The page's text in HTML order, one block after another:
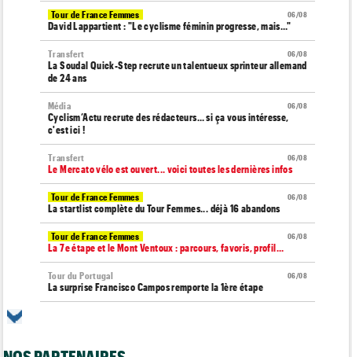
06/08
Tour de France Femmes
David Lappartient : "Le cyclisme féminin progresse, mais…"
06/08
Transfert
La Soudal Quick-Step recrute un talentueux sprinteur allemand
de 24 ans
06/08
Média
Cyclism’Actu recrute des rédacteurs… si ça vous intéresse,
c'est ici !
06/08
Transfert
Le Mercato vélo est ouvert... voici toutes les dernières infos
06/08
Tour de France Femmes
La startlist complète du Tour Femmes... déjà 16 abandons
06/08
Tour de France Femmes
La 7e étape et le Mont Ventoux : parcours, favoris, profil…
06/08
Tour du Portugal
La surprise Francisco Campos remporte la 1ère étape